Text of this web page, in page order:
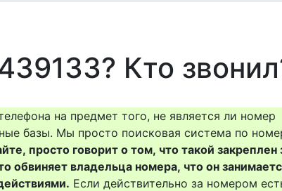
Кто
на предмет того, не является ли номер
базы. Мы просто поисковая система по
просто говорит о том, что такой закреплен
обвиняет владельца номера, что он
Если действительно за номером